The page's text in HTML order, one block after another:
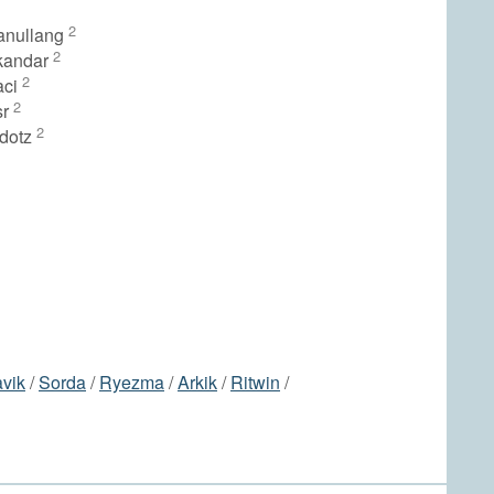
2
2
2
2
2
/Sorda/Ryezma/Arkik/Ritwin /